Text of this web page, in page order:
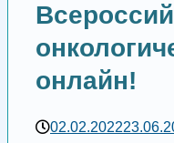
онлайн!
02.02.2022